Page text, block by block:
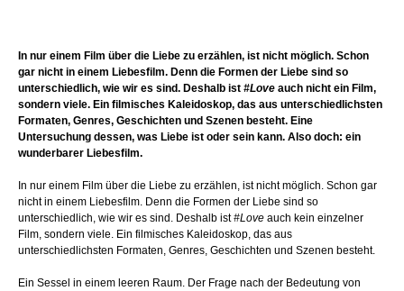
In nur einem Film über die Liebe zu erzählen, ist nicht möglich. Schon
gar nicht in einem Liebesfilm. Denn die Formen der Liebe sind so
unterschiedlich, wie wir es sind. Deshalb ist #Love auch nicht ein Film,
sondern viele. Ein filmisches Kaleidoskop, das aus unterschiedlichsten
Formaten, Genres, Geschichten und Szenen besteht. Eine
Untersuchung dessen, was Liebe ist oder sein kann. Also doch: ein
wunderbarer Liebesfilm.
In nur einem Film über die Liebe zu erzählen, ist nicht möglich. Schon gar
nicht in einem Liebesfilm. Denn die Formen der Liebe sind so
unterschiedlich, wie wir es sind. Deshalb ist#Love auch kein einzelner
Film, sondern viele. Ein filmisches Kaleidoskop, das aus
unterschiedlichsten Formaten, Genres, Geschichten und Szenen besteht.
Ein Sessel in einem leeren Raum. Der Frage nach der Bedeutung von